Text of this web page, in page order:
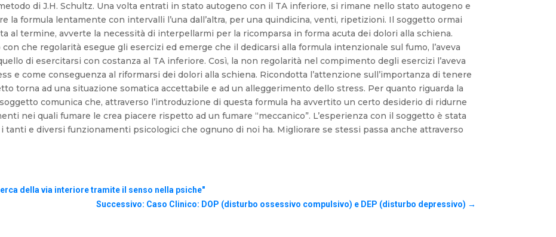
di J.H. Schultz. Una volta entrati in stato autogeno con il TA inferiore, si rimane nello stato autogeno e
la formula lentamente con intervalli l’una dall’altra, per una quindicina, venti, ripetizioni. Il soggetto ormai
al termine, avverte la necessità di interpellarmi per la ricomparsa in forma acuta dei dolori alla schiena.
che regolarità esegue gli esercizi ed emerge che il dedicarsi alla formula intenzionale sul fumo, l’aveva
di esercitarsi con costanza al TA inferiore. Così, la non regolarità nel compimento degli esercizi l’aveva
e come conseguenza al riformarsi dei dolori alla schiena. Ricondotta l’attenzione sull’importanza di tenere
torna ad una situazione somatica accettabile e ad un alleggerimento dello stress. Per quanto riguarda la
comunica che, attraverso l’introduzione di questa formula ha avvertito un certo desiderio di ridurne
nei quali fumare le crea piacere rispetto ad un fumare “meccanico”. L’esperienza con il soggetto è stata
tanti e diversi funzionamenti psicologici che ognuno di noi ha. Migliorare se stessi passa anche attraverso
della via interiore tramite il senso nella psiche"
Successivo: Caso Clinico: DOP (disturbo ossessivo compulsivo) e DEP (disturbo depressivo) →